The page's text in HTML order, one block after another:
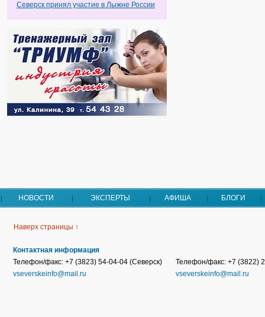
Северск принял участие в Лыжне России
НОВОСТИ ЭКСПЕРТЫ АФИША БЛОГИ
Наверх страницы ↑
Контактная информация
Телефон/факс: +7 (3823) 54-04-04 (Северск)
vseverskeinfo@mail.ru
Телефон/факс: +7 (3822)
vseverskeinfo@mail.ru